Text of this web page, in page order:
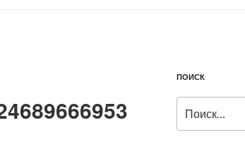
ПОИСК